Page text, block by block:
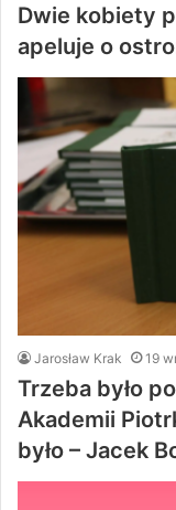
Dwie kobiety
apeluje o
Jarosław Krak 19
Trzeba było
Akademii
było – Jacek